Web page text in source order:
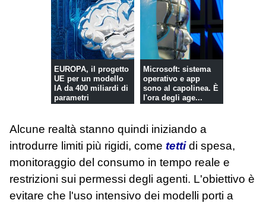
EUROPA, il progetto
UE per un modello
IA da 400 miliardi di
parametri
Microsoft: sistema
operativo e app
sono al capolinea. È
l'ora degli age...
Alcune realtà stanno quindi iniziando a
introdurre limiti più rigidi, come tettidi spesa,
monitoraggio del consumo in tempo reale e
restrizioni sui permessi degli agenti. L'obiettivo è
evitare che l'uso intensivo dei modelli porti a